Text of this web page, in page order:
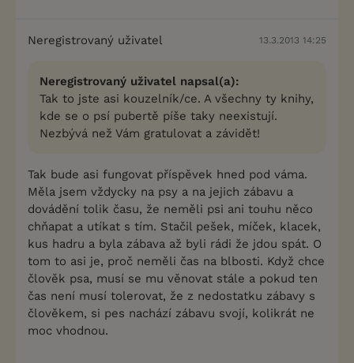
Neregistrovaný uživatel 13.3.2013 14:25
Neregistrovaný uživatel napsal(a):
Tak to jste asi kouzelník/ce. A všechny ty knihy,
kde se o psí pubertě píše taky neexistují.
Nezbývá než Vám gratulovat a závidět!
Tak bude asi fungovat příspěvek hned pod váma.
Měla jsem vždycky na psy a na jejich zábavu a
dovádění tolik času, že neměli psi ani touhu něco
chňapat a utíkat s tím. Stačil pešek, míček, klacek,
kus hadru a byla zábava až byli rádi že jdou spát. O
tom to asi je, proč neměli čas na blbosti. Když chce
člověk psa, musí se mu věnovat stále a pokud ten
čas není musí tolerovat, že z nedostatku zábavy s
člověkem, si pes nachází zábavu svojí, kolikrát ne
moc vhodnou.